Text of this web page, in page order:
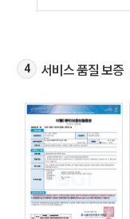
4 서비스 품질 보증